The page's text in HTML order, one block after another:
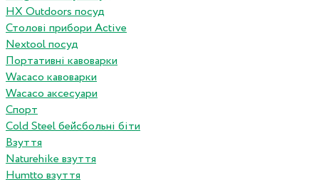
HX Outdoors посуд
Столові прибори Active
Nextool посуд
Портативні кавоварки
Wacaco кавоварки
Wacaco аксесуари
Спорт
Cold Steel бейсбольні біти
Взуття
Naturehike взуття
Humtto взуття